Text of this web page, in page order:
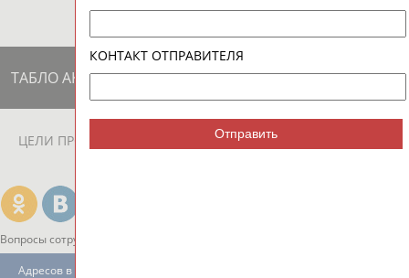
ТАБЛО АКТИВНОСТИ
ЦЕЛИ ПРОЕКТА НАШИ КНОПКИ
Вопросы сотрудничества и совместной деятельности
Адресов в новостной рассылке: 996
КОНТАКТ ОТПРАВИТЕЛЯ
Отправить